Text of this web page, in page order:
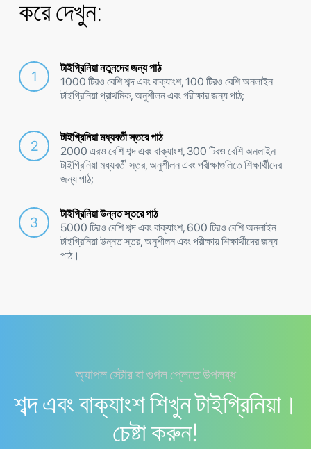
করে দেখুন:
টাইগ্রিনিয়া নতুনদের জন্য পাঠ
1000 টিরও বেশি শব্দ এবং বাক্যাংশ, 100 টিরও বেশি অনলাইন
টাইগ্রিনিয়া প্রাথমিক, অনুশীলন এবং পরীক্ষার জন্য পাঠ;
টাইগ্রিনিয়া মধ্যবর্তী স্তরে পাঠ
2000 এরও বেশি শব্দ এবং বাক্যাংশ, 300 টিরও বেশি অনলাইন
টাইগ্রিনিয়া মধ্যবর্তী স্তর, অনুশীলন এবং পরীক্ষাগুলিতে শিক্ষার্থীদের
জন্য পাঠ;
টাইগ্রিনিয়া উন্নত স্তরে পাঠ
5000 টিরও বেশি শব্দ এবং বাক্যাংশ, 600 টিরও বেশি অনলাইন
টাইগ্রিনিয়া উন্নত স্তর, অনুশীলন এবং পরীক্ষায় শিক্ষার্থীদের জন্য
পাঠ।
অ্যাপল স্টোর বা গুগল প্লেতে উপলব্ধ
শব্দ এবং বাক্যাংশ শিখুন টাইগ্রিনিয়া।
চেষ্টা করুন!